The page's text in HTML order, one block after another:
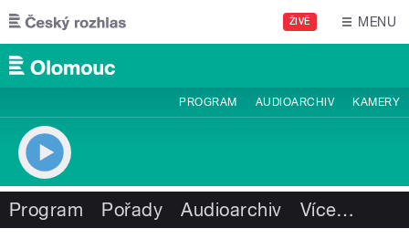
Přejít k hlavnímu obsahu
ŽIVĚ MENU
PROGRAM AUDIOARCHIV KAMERY
Program Pořady Audioarchiv Více…